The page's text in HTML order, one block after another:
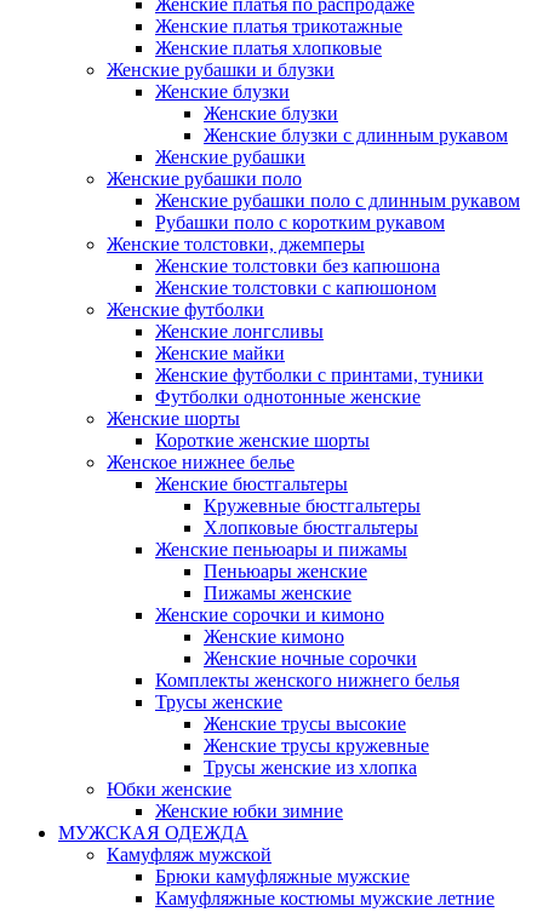
Женские платья по распродаже
Женские платья трикотажные
Женские платья хлопковые
Женские рубашки и блузки
Женские блузки
Женские блузки
Женские блузки с длинным рукавом
Женские рубашки
Женские рубашки поло
Женские рубашки поло с длинным рукавом
Рубашки поло с коротким рукавом
Женские толстовки, джемперы
Женские толстовки без капюшона
Женские толстовки с капюшоном
Женские футболки
Женские лонгсливы
Женские майки
Женские футболки с принтами, туники
Футболки однотонные женские
Женские шорты
Короткие женские шорты
Женское нижнее белье
Женские бюстгальтеры
Кружевные бюстгальтеры
Хлопковые бюстгальтеры
Женские пеньюары и пижамы
Пеньюары женские
Пижамы женские
Женские сорочки и кимоно
Женские кимоно
Женские ночные сорочки
Комплекты женского нижнего белья
Трусы женские
Женские трусы высокие
Женские трусы кружевные
Трусы женские из хлопка
Юбки женские
Женские юбки зимние
МУЖСКАЯ ОДЕЖДА
Камуфляж мужской
Брюки камуфляжные мужские
Камуфляжные костюмы мужские летние